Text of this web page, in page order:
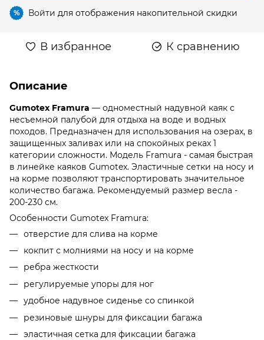
% Войти для отображения накопительной скидки
В избранное К сравнению
Описание
Gumotex Framura — одноместный надувной каяк с
несъемной палубой для отдыха на воде и водных
походов. Предназначен для использования на озерах, в
защищенных заливах или на спокойных реках 1
категории сложности. Модель Framura - самая быстрая
в линейке каяков Gumotex. Эластичные сетки на носу и
на корме позволяют транспортировать значительное
количество багажа. Рекомендуемый размер весла -
200-230 см.
Особенности Gumotex Framura:
отверстие для слива на корме
кокпит с молниями на носу и на корме
ребра жесткости
регулируемые упоры для ног
удобное надувное сиденье со спинкой
резиновые шнуры для фиксации багажа
эластичная сетка для фиксации багажа